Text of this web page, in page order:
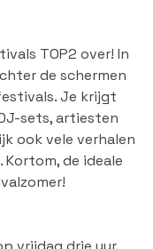
TOP2 over! In
de schermen
Je krijgt
sets, artiesten
ook vele verhalen
de ideale